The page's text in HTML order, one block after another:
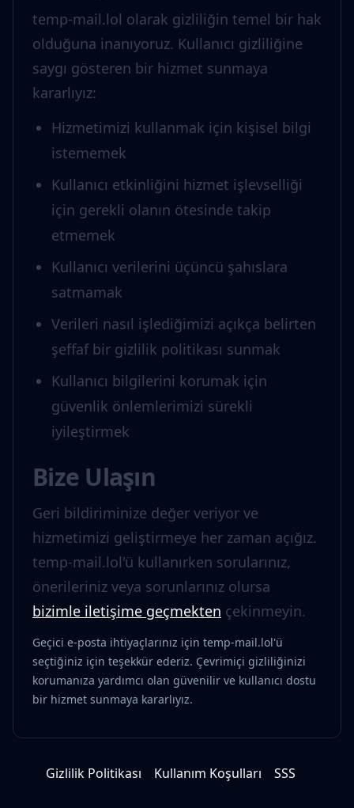
temp-mail.lol olarak gizliliğin temel bir hak
olduğuna inanıyoruz. Kullanıcı gizliliğine
saygı gösteren bir hizmet sunmaya
kararlıyız:
Hizmetimizi kullanmak için kişisel bilgi
istememek
Kullanıcı etkinliğini hizmet işlevselliği
için gerekli olanın ötesinde takip
etmemek
Kullanıcı verilerini üçüncü şahıslara
satmamak
Verileri nasıl işlediğimizi açıkça belirten
şeffaf bir gizlilik politikası sunmak
Kullanıcı bilgilerini korumak için
güvenlik önlemlerimizi sürekli
iyileştirmek
Bize Ulaşın
Geri bildiriminize değer veriyor ve
hizmetimizi geliştirmeye her zaman açığız.
temp-mail.lol'ü kullanırken sorularınız,
önerileriniz veya sorunlarınız olursa
bizimle iletişime geçmekten çekinmeyin.
Geçici e-posta ihtiyaçlarınız için temp-mail.lol'ü
seçtiğiniz için teşekkür ederiz. Çevrimiçi gizliliğinizi
korumanıza yardımcı olan güvenilir ve kullanıcı dostu
bir hizmet sunmaya kararlıyız.
Gizlilik Politikası Kullanım Koşulları SSS